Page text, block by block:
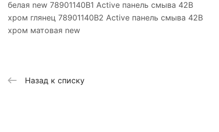
белая new 78901140B1 Active панель смыва 42B
хром глянец 78901140B2 Active панель смыва 42B
хром матовая new
Назад к списку